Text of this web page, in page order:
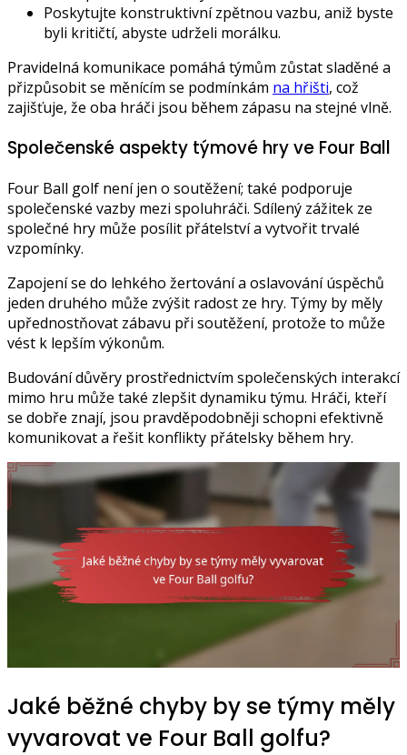
Poskytujte konstruktivní zpětnou vazbu, aniž byste
byli kritičtí, abyste udrželi morálku.
Pravidelná komunikace pomáhá týmům zůstat sladěné a
přizpůsobit se měnícím se podmínkám na hřišti, což
zajišťuje, že oba hráči jsou během zápasu na stejné vlně.
Společenské aspekty týmové hry ve Four Ball
Four Ball golf není jen o soutěžení; také podporuje
společenské vazby mezi spoluhráči. Sdílený zážitek ze
společné hry může posílit přátelství a vytvořit trvalé
vzpomínky.
Zapojení se do lehkého žertování a oslavování úspěchů
jeden druhého může zvýšit radost ze hry. Týmy by měly
upřednostňovat zábavu při soutěžení, protože to může
vést k lepším výkonům.
Budování důvěry prostřednictvím společenských interakcí
mimo hru může také zlepšit dynamiku týmu. Hráči, kteří
se dobře znají, jsou pravděpodobněji schopni efektivně
komunikovat a řešit konflikty přátelsky během hry.
Jaké běžné chyby by se týmy měly
vyvarovat ve Four Ball golfu?